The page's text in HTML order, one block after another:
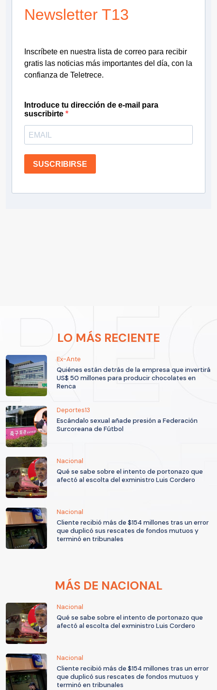
Newsletter T13
Inscríbete en nuestra lista de correo para recibir
gratis las noticias más importantes del día, con la
confianza de Teletrece.
Introduce tu dirección de e-mail para
suscribirte
SUSCRIBIRSE
LO MÁS RECIENTE
Ex-Ante
Quiénes están detrás de la empresa que invertirá
US$ 50 millones para producir chocolates en
Renca
Deportes13
Escándalo sexual añade presión a Federación
Surcoreana de Fútbol
Nacional
Qué se sabe sobre el intento de portonazo que
afectó al escolta del exministro Luis Cordero
Nacional
Cliente recibió más de $154 millones tras un error
que duplicó sus rescates de fondos mutuos y
terminó en tribunales
MÁS DE NACIONAL
Nacional
Qué se sabe sobre el intento de portonazo que
afectó al escolta del exministro Luis Cordero
Nacional
Cliente recibió más de $154 millones tras un error
que duplicó sus rescates de fondos mutuos y
terminó en tribunales